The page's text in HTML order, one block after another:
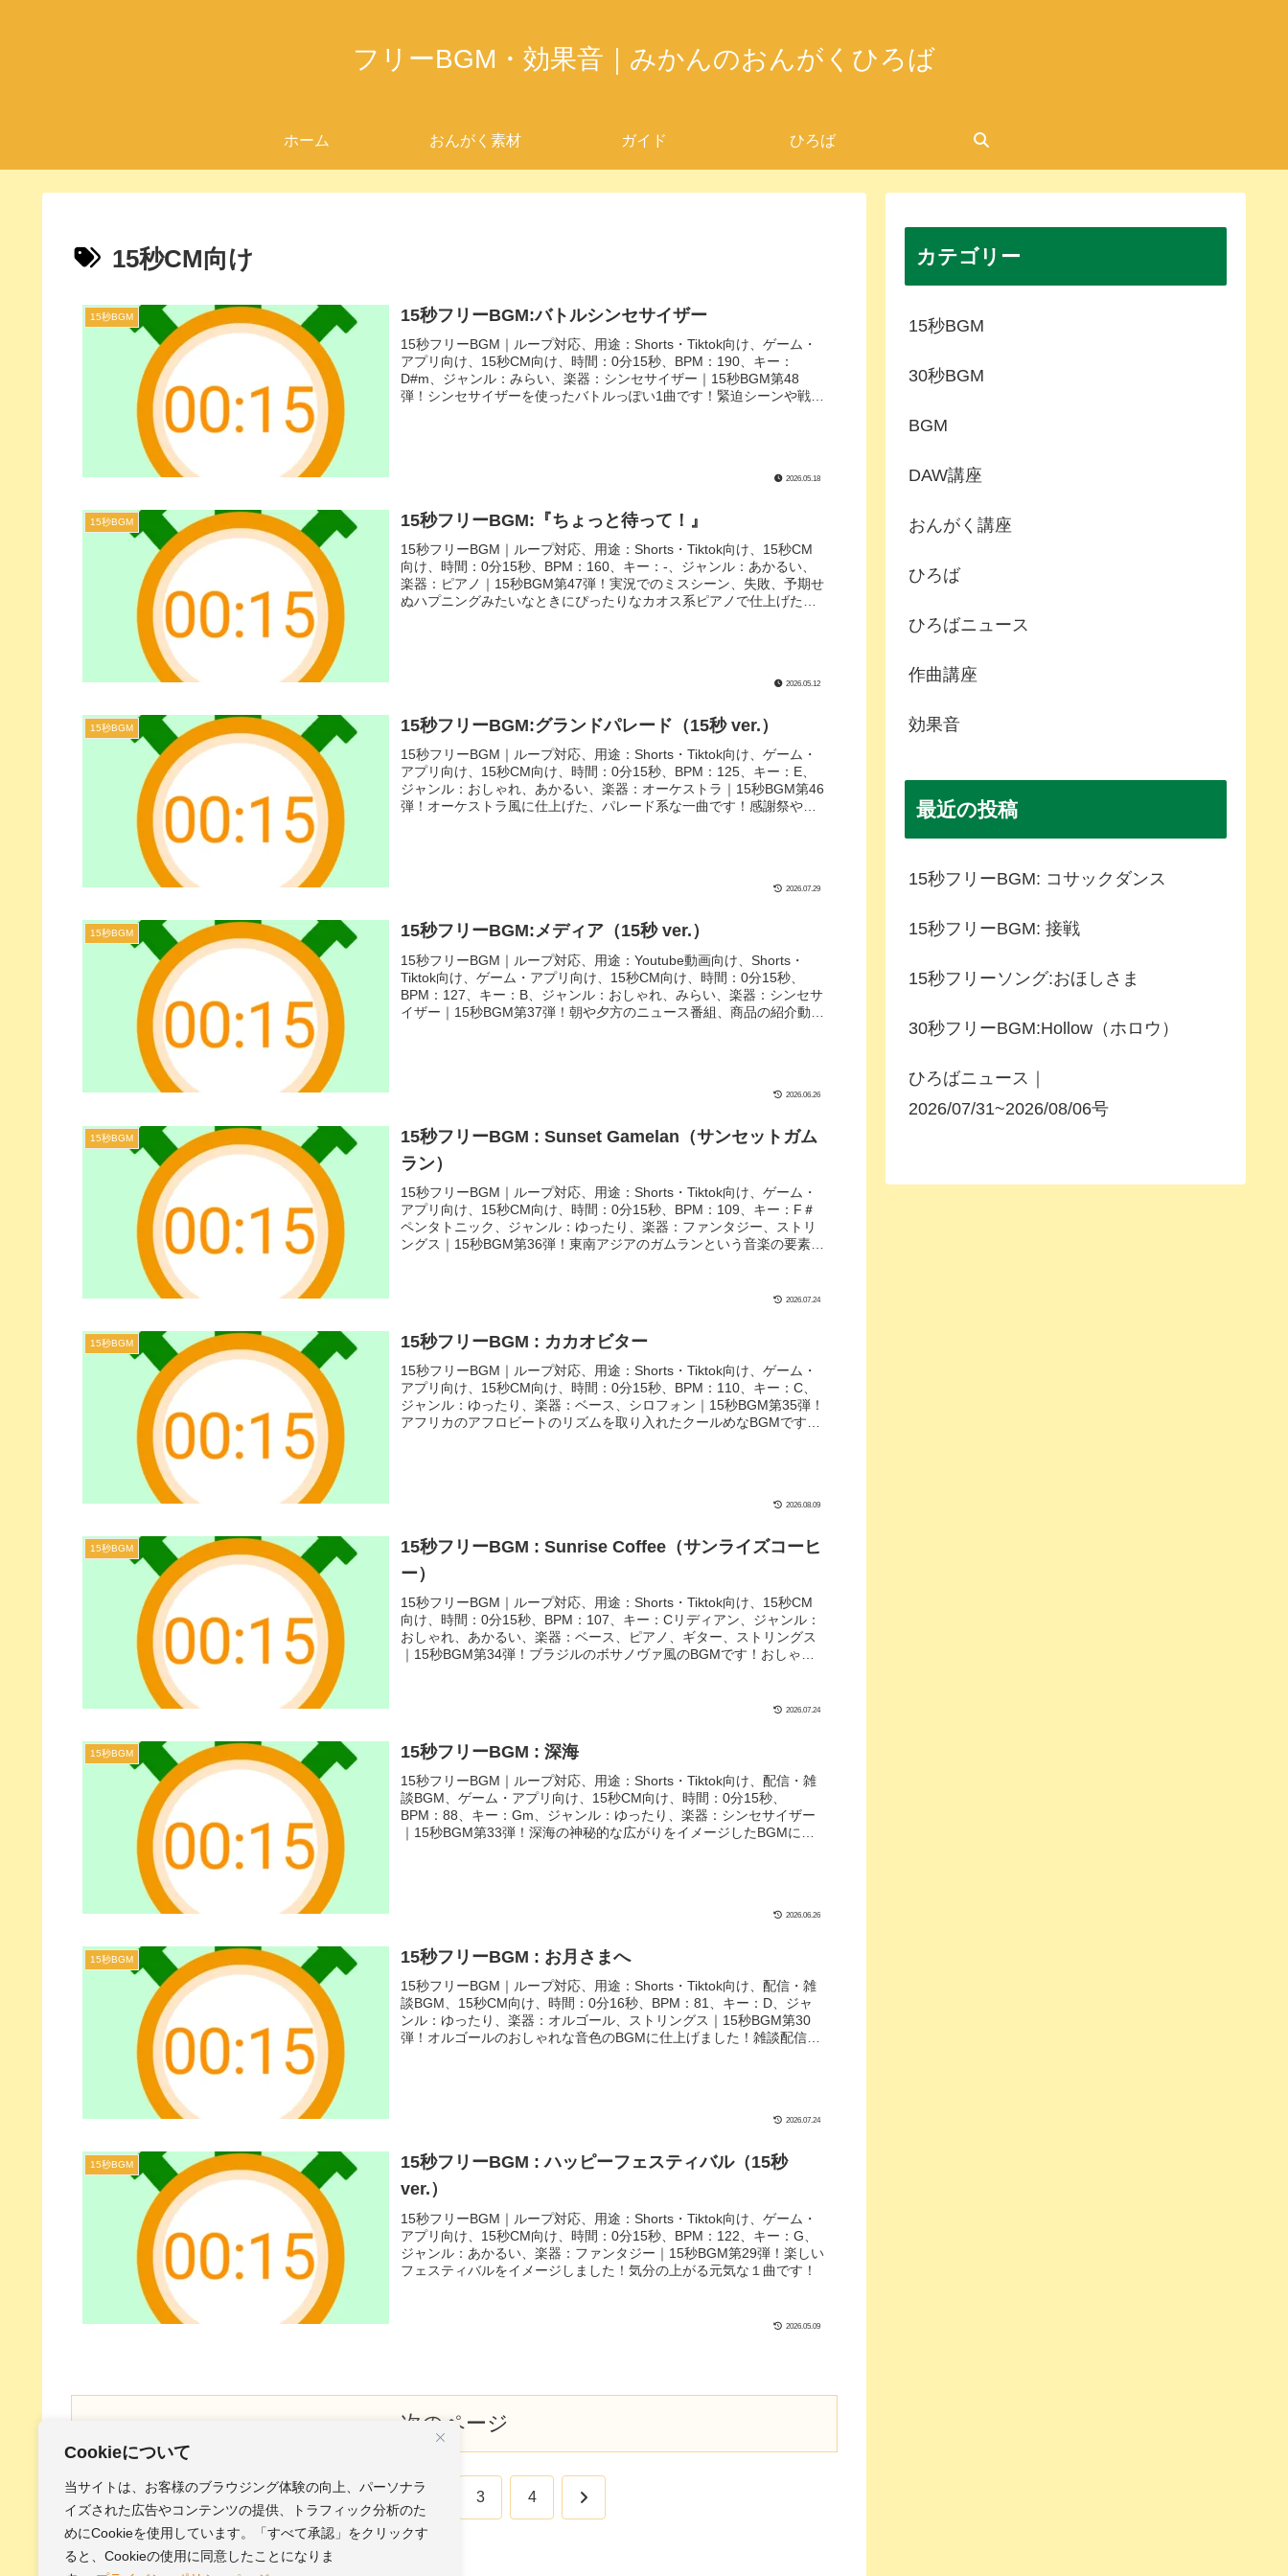
Cookieについて
当サイトは、お客様のブラウジング体験の向上、パーソナラ
イズされた広告やコンテンツの提供、トラフィック分析のた
めにCookieを使用しています。「すべて承認」をクリックす
ると、Cookieの使用に同意したことになりま
フリーBGM・効果音｜みかんのおんがくひろば
ホーム おんがく素材 ガイド ひろば
15秒CM向け
15秒BGM 15秒フリーBGM:バトルシンセサイザー
15秒フリーBGM｜ループ対応、用途：Shorts・Tiktok向け、ゲーム・
アプリ向け、15秒CM向け、時間：0分15秒、BPM：190、キー：
D#m、ジャンル：みらい、楽器：シンセサイザー｜15秒BGM第48
弾！シンセサイザーを使ったバトルっぽい1曲です！緊迫シーンや戦闘
2026.05.18
15秒BGM 15秒フリーBGM:『ちょっと待って！』
15秒フリーBGM｜ループ対応、用途：Shorts・Tiktok向け、15秒CM
向け、時間：0分15秒、BPM：160、キー：-、ジャンル：あかるい、
楽器：ピアノ｜15秒BGM第47弾！実況でのミスシーン、失敗、予期せ
ぬハプニングみたいなときにぴったりなカオス系ピアノで仕上げた一
2026.05.12
15秒BGM 15秒フリーBGM:グランドパレード（15秒 ver.）
15秒フリーBGM｜ループ対応、用途：Shorts・Tiktok向け、ゲーム・
アプリ向け、15秒CM向け、時間：0分15秒、BPM：125、キー：E、
ジャンル：おしゃれ、あかるい、楽器：オーケストラ｜15秒BGM第46
弾！オーケストラ風に仕上げた、パレード系な一曲です！感謝祭やフ
2026.07.29
15秒BGM 15秒フリーBGM:メディア（15秒 ver.）
15秒フリーBGM｜ループ対応、用途：Youtube動画向け、Shorts・
Tiktok向け、ゲーム・アプリ向け、15秒CM向け、時間：0分15秒、
BPM：127、キー：B、ジャンル：おしゃれ、みらい、楽器：シンセサ
イザー｜15秒BGM第37弾！朝や夕方のニュース番組、商品の紹介動画
2026.06.26
15秒BGM
15秒フリーBGM : Sunset Gamelan（サンセットガム
ラン）
15秒フリーBGM｜ループ対応、用途：Shorts・Tiktok向け、ゲーム・
アプリ向け、15秒CM向け、時間：0分15秒、BPM：109、キー：F＃
ペンタトニック、ジャンル：ゆったり、楽器：ファンタジー、ストリ
ングス｜15秒BGM第36弾！東南アジアのガムランという音楽の要素を
2026.07.24
15秒BGM 15秒フリーBGM : カカオビター
15秒フリーBGM｜ループ対応、用途：Shorts・Tiktok向け、ゲーム・
アプリ向け、15秒CM向け、時間：0分15秒、BPM：110、キー：C、
ジャンル：ゆったり、楽器：ベース、シロフォン｜15秒BGM第35弾！
アフリカのアフロビートのリズムを取り入れたクールめなBGMです！
2026.08.09
15秒BGM
15秒フリーBGM : Sunrise Coffee（サンライズコーヒ
ー）
15秒フリーBGM｜ループ対応、用途：Shorts・Tiktok向け、15秒CM
向け、時間：0分15秒、BPM：107、キー：Cリディアン、ジャンル：
おしゃれ、あかるい、楽器：ベース、ピアノ、ギター、ストリングス
｜15秒BGM第34弾！ブラジルのボサノヴァ風のBGMです！おしゃれ
2026.07.24
15秒BGM 15秒フリーBGM : 深海
15秒フリーBGM｜ループ対応、用途：Shorts・Tiktok向け、配信・雑
談BGM、ゲーム・アプリ向け、15秒CM向け、時間：0分15秒、
BPM：88、キー：Gm、ジャンル：ゆったり、楽器：シンセサイザー
｜15秒BGM第33弾！深海の神秘的な広がりをイメージしたBGMに仕
2026.06.26
15秒BGM 15秒フリーBGM : お月さまへ
15秒フリーBGM｜ループ対応、用途：Shorts・Tiktok向け、配信・雑
談BGM、15秒CM向け、時間：0分16秒、BPM：81、キー：D、ジャ
ンル：ゆったり、楽器：オルゴール、ストリングス｜15秒BGM第30
弾！オルゴールのおしゃれな音色のBGMに仕上げました！雑談配信や
2026.07.24
15秒BGM
15秒フリーBGM : ハッピーフェスティバル（15秒
ver.）
15秒フリーBGM｜ループ対応、用途：Shorts・Tiktok向け、ゲーム・
アプリ向け、15秒CM向け、時間：0分15秒、BPM：122、キー：G、
ジャンル：あかるい、楽器：ファンタジー｜15秒BGM第29弾！楽しい
フェスティバルをイメージしました！気分の上がる元気な１曲です！
2026.05.09
次のページ
前
へ
3 4 次
カテゴリー
15秒BGM
30秒BGM
BGM
DAW講座
おんがく講座
ひろば
ひろばニュース
作曲講座
効果音
最近の投稿
15秒フリーBGM: コサックダンス
15秒フリーBGM: 接戦
15秒フリーソング:おほしさま
30秒フリーBGM:Hollow（ホロウ）
ひろばニュース｜
2026/07/31~2026/08/06号